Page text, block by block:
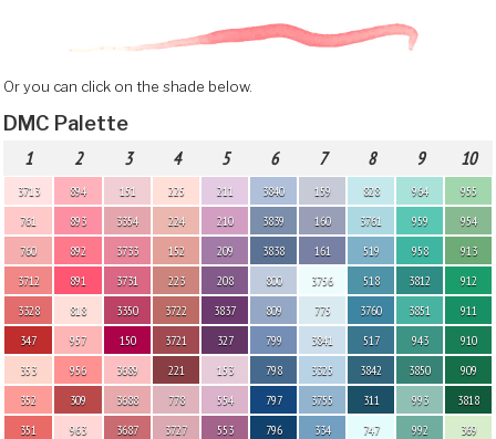
Or you can click on the shade below.
DMC Palette
1 2 3 4 5 6 7 8 9 10
3713
761
760
3712
3328
347
353
352
351
894
893
892
891
818
957
956
309
963
151
3354
3733
3731
3350
150
3689
3688
3687
225
224
152
223
3722
3721
221
778
3727
211
210
209
208
3837
327
153
554
553
3840
3839
3838
800
809
799
798
797
796
159
160
161
3756
775
3841
3325
3755
334
828
3761
519
518
3760
517
3842
311
747
964
959
958
3812
3851
943
3850
993
992
955
954
913
912
911
910
909
3818
369